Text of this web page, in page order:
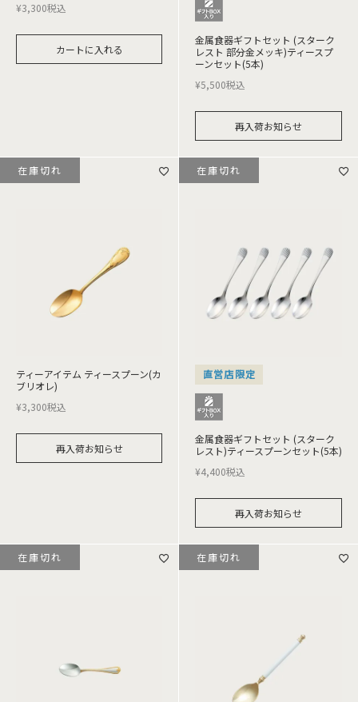
¥3,300税込
カートに入れる
金属食器ギフトセット (スターク
レスト 部分金メッキ)ティースプ
ーンセット(5本)
¥5,500税込
再入荷お知らせ
ティーアイテム ティースプーン(カ
ブリオレ)
¥3,300税込
再入荷お知らせ
在庫切れ
直営店限定
金属食器ギフトセット (スターク
レスト)ティースプーンセット(5本)
¥4,400税込
再入荷お知らせ
在庫切れ
在庫切れ 在庫切れ